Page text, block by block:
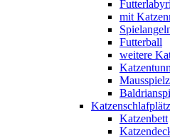
mit
Futterball
weitere
Katzenbett